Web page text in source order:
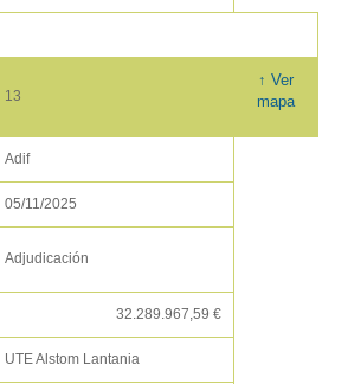
13
↑ Ver
mapa
Adif
05/11/2025
Adjudicación
32.289.967,59 €
UTE Alstom Lantania